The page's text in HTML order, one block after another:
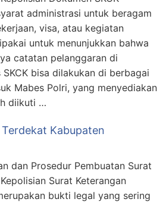
administrasi untuk beragam
visa, atau kegiatan
untuk menunjukkan bahwa
catatan pelanggaran di
SKCK bisa dilakukan di berbagai
Mabes Polri, yang menyediakan
diikuti …
Kabupaten
dan Prosedur Pembuatan Surat
Surat Keterangan
bukti legal yang sering